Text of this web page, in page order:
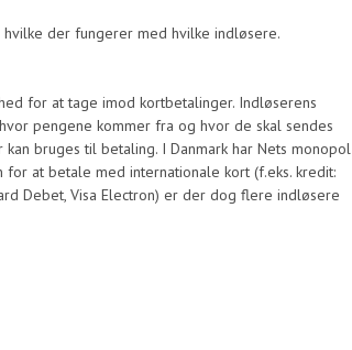
der fungerer med hvilke indløsere.
for at tage imod kortbetalinger. Indløserens
pengene kommer fra og hvor de skal sendes
bruges til betaling. I Danmark har Nets monopol
at betale med internationale kort (f.eks. kredit:
Debet, Visa Electron) er der dog flere indløsere